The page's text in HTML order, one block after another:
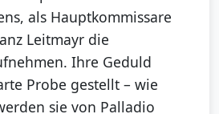
als Hauptkommissare
Leitmayr die
Ihre Geduld
Probe gestellt – wie
sie von Palladio